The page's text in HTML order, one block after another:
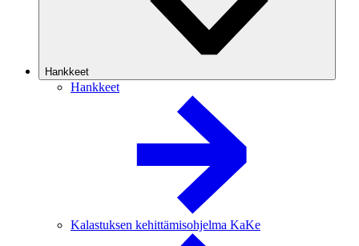
Hankkeet
Hankkeet
Kalastuksen kehittämisohjelma KaKe